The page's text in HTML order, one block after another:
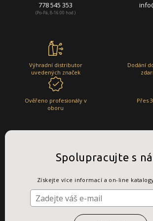
778 545 353
(Po-Pá, 8-16:00 hod.)
Výhradní distributor
uvedených značek
Dodání
Ověřeno profesionály v
oboru
Přes
Spolupracujte s
Získejte více informací a on-line